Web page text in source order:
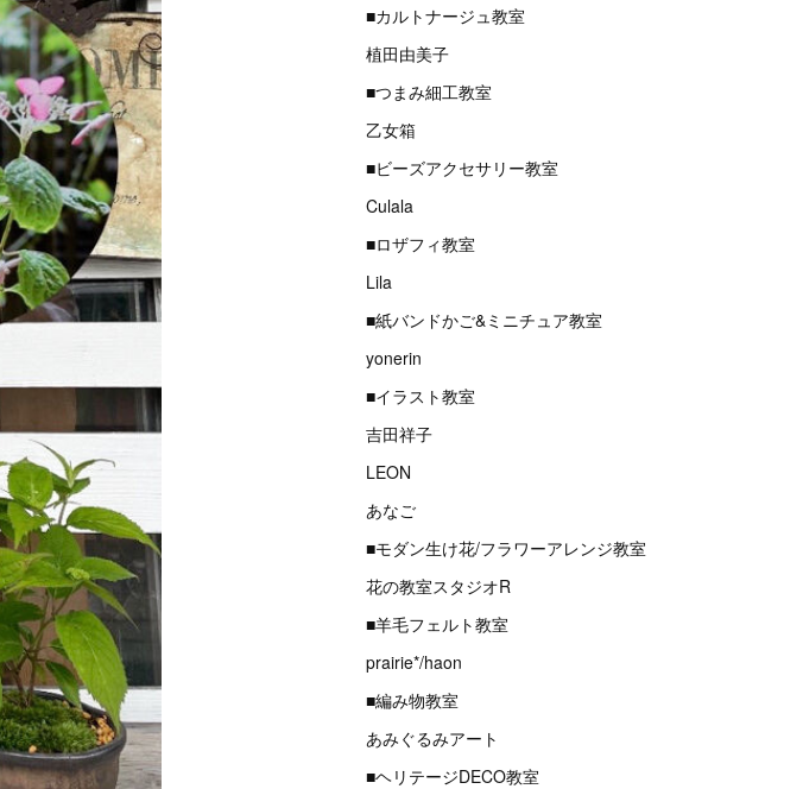
■カルトナージュ教室
植田由美子
■つまみ細工教室
乙女箱
■ビーズアクセサリー教室
Culala
■ロザフィ教室
Lila
■紙バンドかご&ミニチュア教室
yonerin
■イラスト教室
吉田祥子
LEON
あなご
■モダン生け花/フラワーアレンジ教室
花の教室スタジオR
■羊毛フェルト教室
prairie*/haon
■編み物教室
あみぐるみアート
■ヘリテージDECO教室